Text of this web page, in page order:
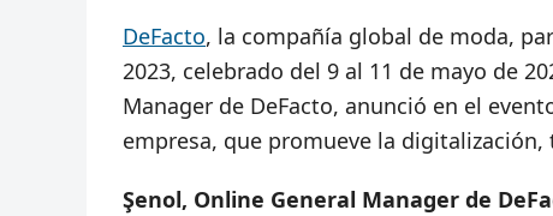
DeFacto, la compañía global de moda,
2023, celebrado del 9 al 11 de mayo de
Manager de DeFacto, anunció en el
empresa, que promueve la
Şenol, Online General Manager de